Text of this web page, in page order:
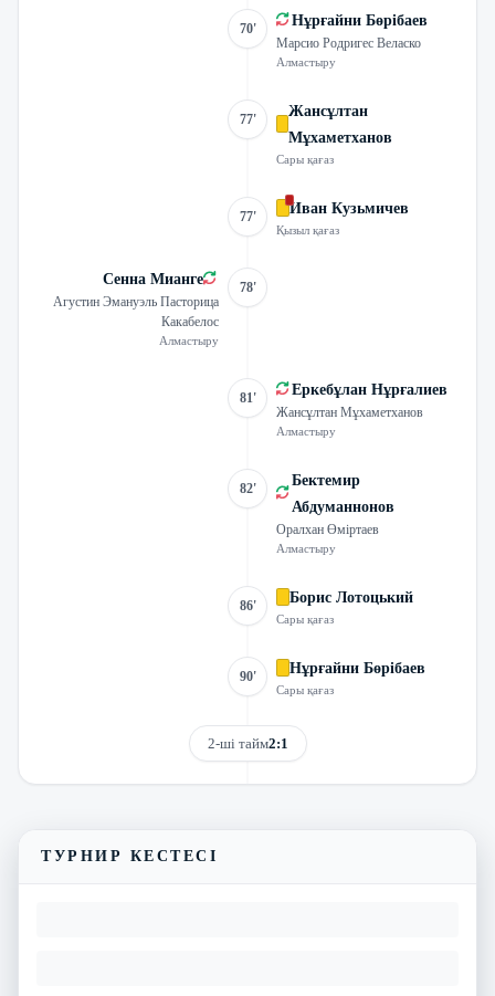
70' Нұрғайни Бөрібаев
Марсио Родригес Веласко
Алмастыру
77'
Жансұлтан
Мұхаметханов
Сары қағаз
77' Иван Кузьмичев
Қызыл қағаз
Сенна Мианге
Агустин Эмануэль Пасторица
Какабелос
Алмастыру
78'
81' Еркебұлан Нұрғалиев
Жансұлтан Мұхаметханов
Алмастыру
82'
Бектемир
Абдуманнонов
Оралхан Өміртаев
Алмастыру
86' Борис Лотоцький
Сары қағаз
90' Нұрғайни Бөрібаев
Сары қағаз
2-ші тайм2:1
ТУРНИР КЕСТЕСІ